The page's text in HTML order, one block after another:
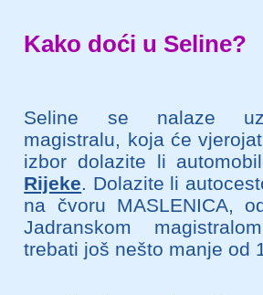
Kako doći u Seline?
Seline se nalaze uz
magistralu, koja će
izbor dolazite li
Rijeke. Dolazite li
na čvoru MASLENICA,
Jadranskom
trebati još nešto manje od